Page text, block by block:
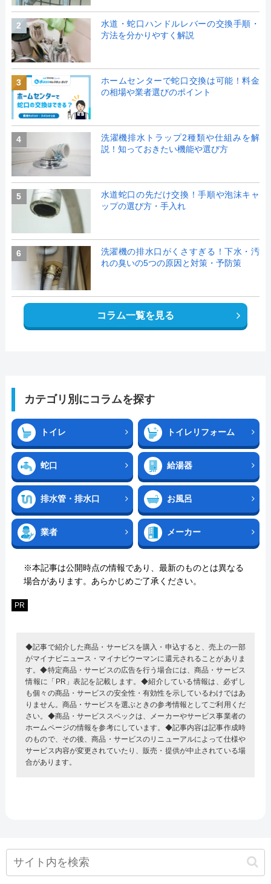
2
水道・蛇口ハンドルレバーの交換手順・
方法を分かりやすく解説
3
ホームセンターで蛇口交換は可能！料金
の相場や業者選びのポイント
4
洗濯機排水トラップ2種類や仕組みを解
説！知っておきたい機能や選び方
5
水道蛇口の先だけ交換！手順や泡沫キャ
ップの選び方・手入れ
6
洗濯機の排水口がくさすぎる！下水・汚
れの臭いの5つの原因と対策・予防策
コラム一覧を見る
カテゴリ別にコラムを探す
トイレ トイレリフォーム
蛇口 給湯器
排水管・排水口 お風呂
業者 メーカー
※本記事は公開時点の情報であり、最新のものとは異なる
場合があります。あらかじめご了承ください。
PR
◆記事で紹介した商品・サービスを購入・申込すると、売上の一部
がマイナビニュース・マイナビウーマンに還元されることがありま
す。◆特定商品・サービスの広告を行う場合には、商品・サービス
情報に「PR」表記を記載します。◆紹介している情報は、必ずし
も個々の商品・サービスの安全性・有効性を示しているわけではあ
りません。商品・サービスを選ぶときの参考情報としてご利用くだ
さい。◆商品・サービススペックは、メーカーやサービス事業者の
ホームページの情報を参考にしています。◆記事内容は記事作成時
のもので、その後、商品・サービスのリニューアルによって仕様や
サービス内容が変更されていたり、販売・提供が中止されている場
合があります。